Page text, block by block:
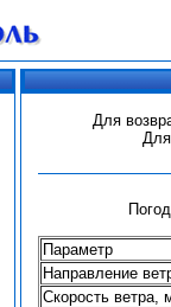
Для
Параметр
Направление
Скорость ветра,